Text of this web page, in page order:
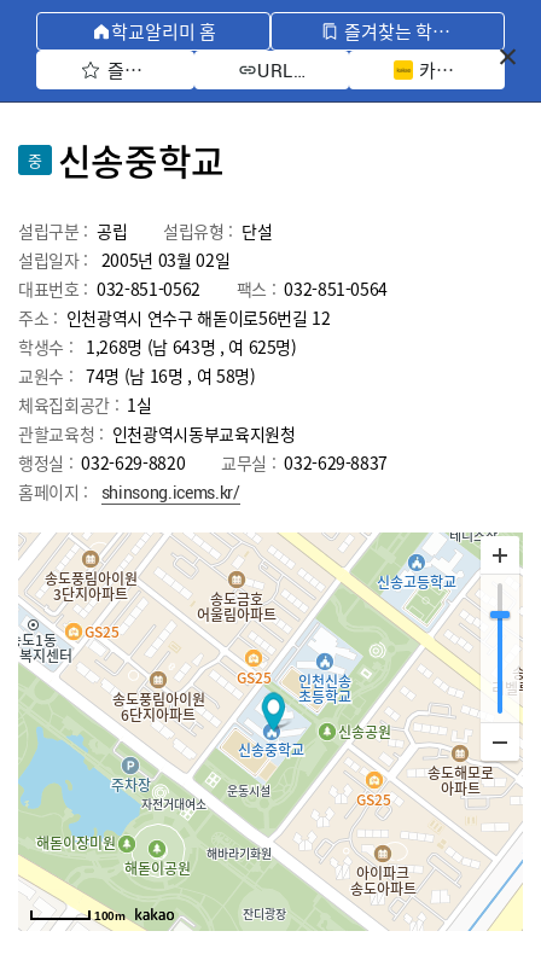
학교알리미 홈
즐겨찾는 학교 모아보기
즐겨찾기 선택
URL 복사 카카오톡 공유
중 신송중학교
설립구분 : 공립 설립유형 : 단설
설립일자 : 2005년 03월 02일
대표번호 : 032-851-0562 팩스 : 032-851-0564
주소 : 인천광역시 연수구 해돋이로56번길 12
학생수 : 1,268명 (남 643명 , 여 625명)
교원수 : 74명 (남 16명 , 여 58명)
체육집회공간 : 1실
관할교육청 : 인천광역시동부교육지원청
행정실 : 032-629-8820 교무실 : 032-629-8837
홈페이지 :
shinsong.icems.kr/
100m